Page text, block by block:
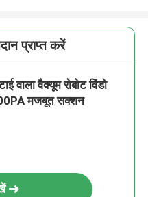
प्राप्त करें
वाला वैक्यूम रोबोट विंडो
मजबूत सक्शन